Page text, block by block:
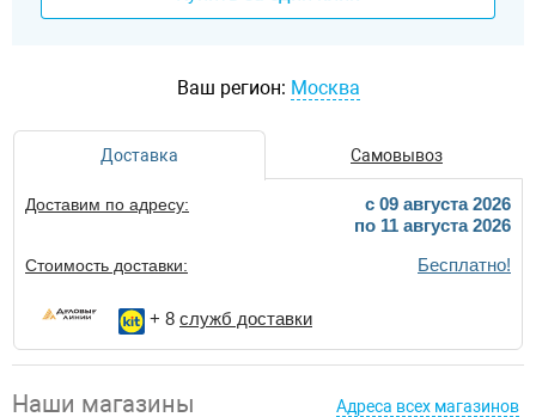
Ваш регион: Москва
Доставка Самовывоз
Доставим по адресу:
c 09 августа 2026
по 11 августа 2026
Стоимость доставки: Бесплатно!
+ 8 служб доставки
Наши магазины Адреса всех магазинов